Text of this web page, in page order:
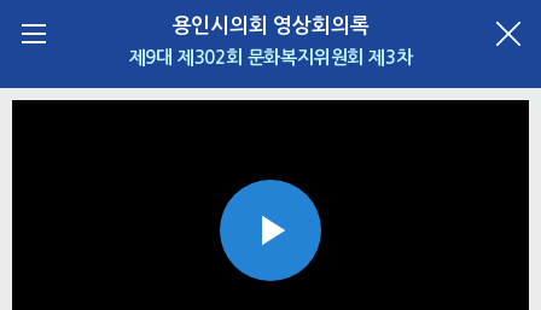
용인시의회 영상회의록
제9대 제302회 문화복지위원회 제3차
Play